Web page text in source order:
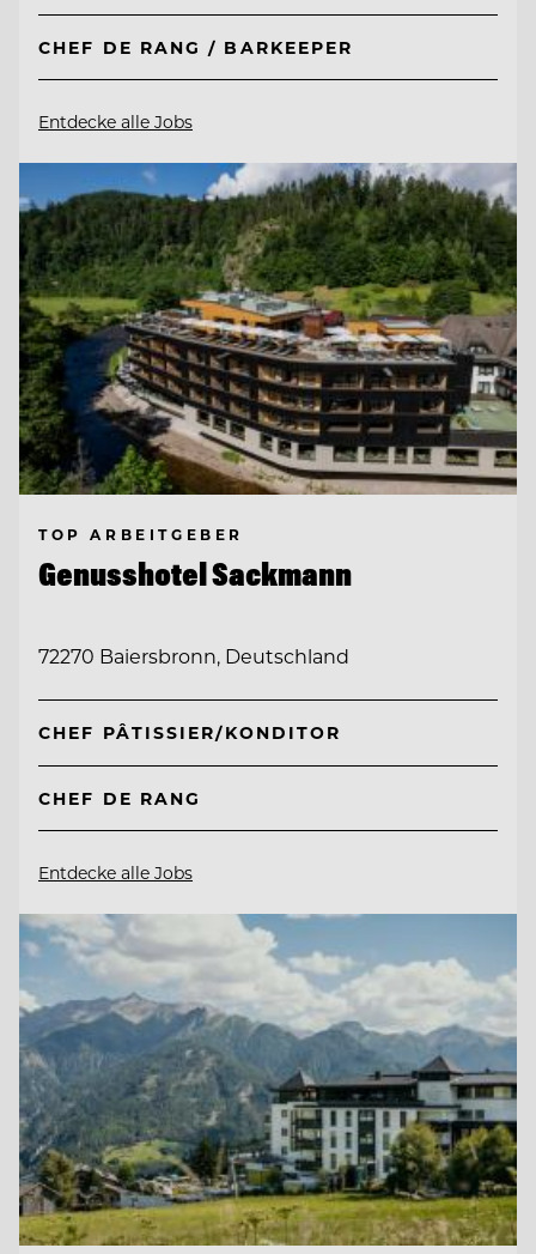
CHEF DE RANG / BARKEEPER
Entdecke alle Jobs
TOP ARBEITGEBER
Genusshotel Sackmann
72270 Baiersbronn, Deutschland
CHEF PÂTISSIER/KONDITOR
CHEF DE RANG
Entdecke alle Jobs